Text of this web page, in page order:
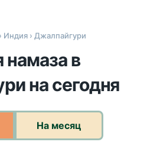
› Индия › Джалпайгури
в
на сегодня
На месяц